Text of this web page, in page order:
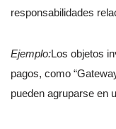
responsabilidades
Ejemplo:Los objetos
pagos, como
pueden agruparse en